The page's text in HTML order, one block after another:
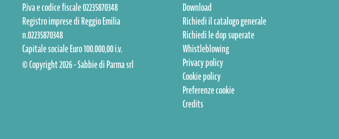
P.iva e codice fiscale 02235870348
Registro imprese di Reggio Emilia
n.02235870348
Capitale sociale Euro 100.000,00 i.v.
© Copyright 2026 - Sabbie di Parma srl
Download
Richiedi il catalogo generale
Richiedi le dop superate
Whistleblowing
Privacy policy
Cookie policy
Preferenze cookie
Credits